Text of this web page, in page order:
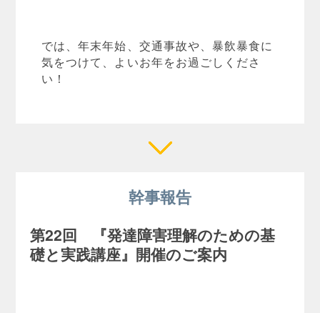
では、年末年始、交通事故や、暴飲暴食に
気をつけて、よいお年をお過ごしくださ
い！
幹事報告
第22回 『発達障害理解のための基
礎と実践講座』開催のご案内